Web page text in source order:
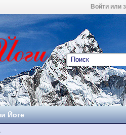
Войти или
Йоге